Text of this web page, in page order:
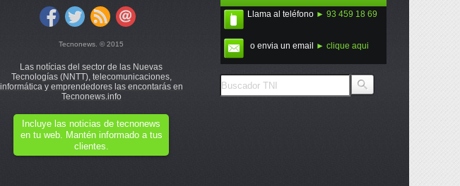
Tecnonews. © 2015
Las notícias del sector de las Nuevas
Tecnologías (NNTT), telecomunicaciones,
informática y emprendedores las encontarás en
Tecnonews.info
Incluye las noticias de tecnonews
en tu web. Mantén informado a tus
clientes.
Llama al teléfono ► 93 459 18 69
o envia un email ► clique aqui